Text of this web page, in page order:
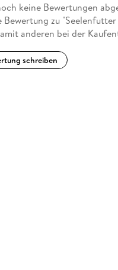
keine Bewertungen
Bewertung zu
anderen bei der
schreiben